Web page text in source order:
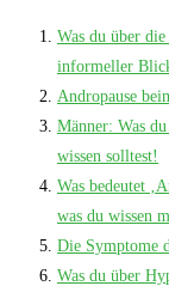
Was du über
informeller
Andropause
Männer: Was
wissen solltest!
Was bedeutet
was du wissen
Die Symptome
Was du über